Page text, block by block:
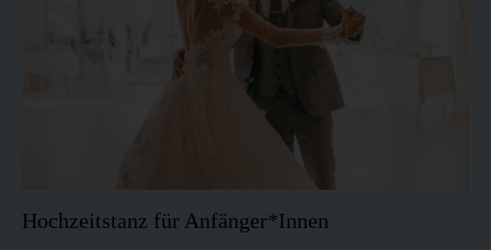
dem Tanz seine besondere
einen natürlichen
Bewegungsfluss. Bei
Schritt für Schritt ins Tanzen
bringen.
Hochzeitstanz für Anfänger*Innen